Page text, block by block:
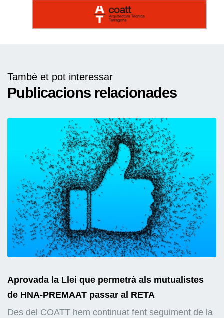
També et pot interessar
Publicacions relacionades
Aprovada la Llei que permetrà als mutualistes
de HNA-PREMAAT passar al RETA
Des del COATT hem continuat fent seguiment de la